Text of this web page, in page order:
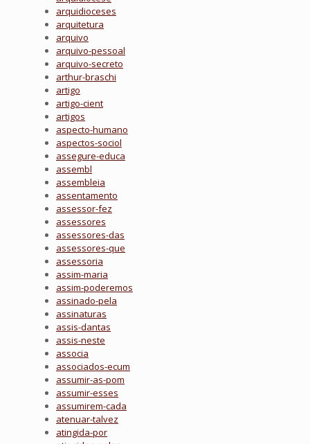
arquidioceses
arquitetura
arquivo
arquivo-pessoal
arquivo-secreto
arthur-braschi
artigo
artigo-cient
artigos
aspecto-humano
aspectos-sociol
assegure-educa
assembl
assembleia
assentamento
assessor-fez
assessores
assessores-das
assessores-que
assessoria
assim-maria
assim-poderemos
assinado-pela
assinaturas
assis-dantas
assis-neste
associa
associados-ecum
assumir-as-pom
assumir-esses
assumirem-cada
atenuar-talvez
atingida-por